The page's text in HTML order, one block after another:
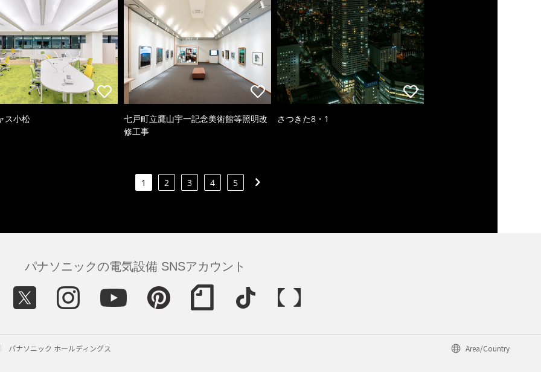
ス小松
七戸町立鷹山宇一記念美術館等照明改
修工事
さつきた8・1
1 2 3 4 5
パナソニックの電気設備 SNSアカウント
パナソニック ホールディングス Area/Country